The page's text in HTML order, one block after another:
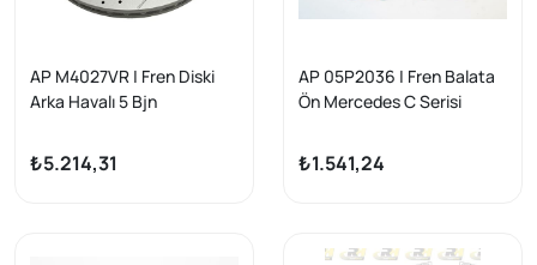
AP M4027VR | Fren Diski
Arka Havalı 5 Bjn
S-Serisi (W222) 2013-/ C
Serisi (W205) C63 Amg
₺5.214,31
AP 05P2036 | Fren Balata
Ön Mercedes C Serisi
250 Bluetec 2014-/ C 300
Bluetec 2014-/ E Serisi
2015 -
₺1.541,24